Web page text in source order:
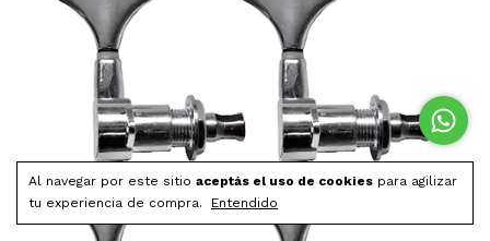
Al navegar por este sitio aceptás el uso de cookies para agilizar
tu experiencia de compra.
Entendido